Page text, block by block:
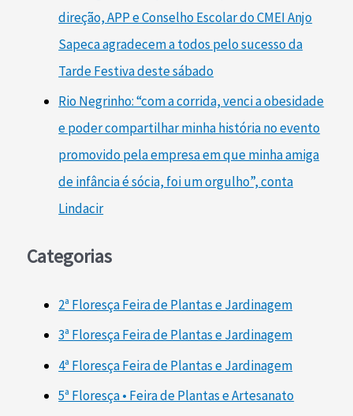
direção, APP e Conselho Escolar do CMEI Anjo
Sapeca agradecem a todos pelo sucesso da
Tarde Festiva deste sábado
Rio Negrinho: “com a corrida, venci a obesidade
e poder compartilhar minha história no evento
promovido pela empresa em que minha amiga
de infância é sócia, foi um orgulho”, conta
Lindacir
Categorias
2ª Floresça Feira de Plantas e Jardinagem
3ª Floresça Feira de Plantas e Jardinagem
4ª Floresça Feira de Plantas e Jardinagem
5ª Floresça • Feira de Plantas e Artesanato